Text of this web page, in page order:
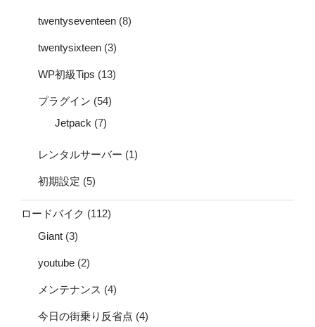
twentyseventeen (8)
twentysixteen (3)
WP初級Tips (13)
プラグイン (54)
Jetpack (7)
レンタルサーバー (1)
初期設定 (5)
ロードバイク (112)
Giant (3)
youtube (2)
メンテナンス (4)
今日の街乗り反省点 (4)